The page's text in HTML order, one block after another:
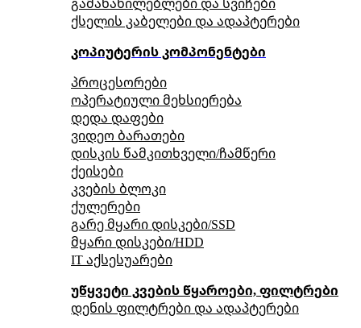
ქსელის კაბელები და ადაპტერები
კოპიუტერის კომპონენტები
პროცესორები
ოპერატიული მეხსიერება
დედა დაფები
ვიდეო ბარათები
დისკის წამკითხველი/ჩამწერი
ქეისები
კვების ბლოკი
ქულერები
გარე მყარი დისკები/SSD
მყარი დისკები/HDD
IT აქსესუარები
უწყვეტი კვების წყაროები, ფილტრები
დენის ფილტრები და ადაპტერები